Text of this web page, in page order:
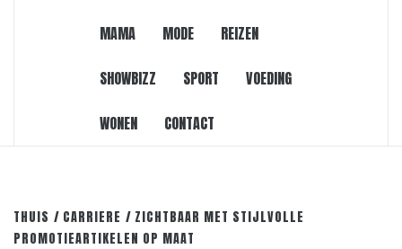
MAMA MODE REIZEN
SHOWBIZZ SPORT VOEDING
WONEN CONTACT
THUIS CARRIERE
ZICHTBAAR MET STIJLVOLLE
PROMOTIEARTIKELEN OP MAAT